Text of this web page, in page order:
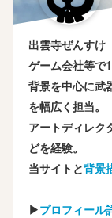
出雲寺ぜんすけ
ゲーム会社等で
背景を中心に武
を幅広く担当。
アートディレク
どを経験。
当サイトと背景
▶プロフィール